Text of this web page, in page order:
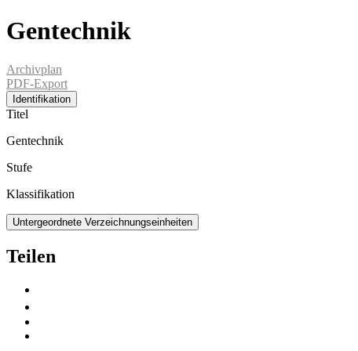
Gentechnik
Archivplan
PDF-Export
Identifikation
Titel
Gentechnik
Stufe
Klassifikation
Untergeordnete Verzeichnungseinheiten
Teilen